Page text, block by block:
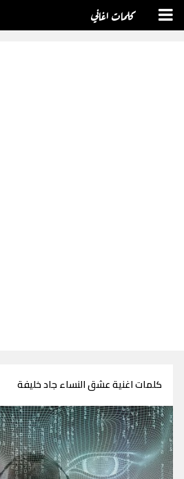
كلمات اغاني
كلمات اغنية عشق النساء جاد خليفة